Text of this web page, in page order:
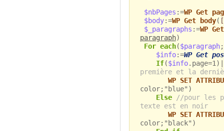
$nbPages :=WP Get
$body:=WP Get body(
$_paragraphs :=WP
paragraph)
For each($paragraph;
$info:=WP Get
If($info
première et la
WP SET
color;"blue")
Else
//pour les
texte est en noir
WP SET
color;"black")